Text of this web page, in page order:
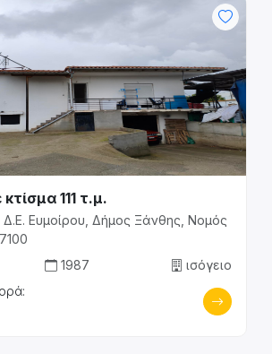
111 τ.μ.
Ευμοίρου, Δήμος Ξάνθης, Νομός
1987
ισόγειο